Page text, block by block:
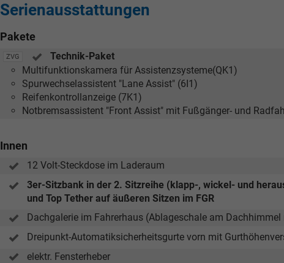
Serienausstattungen
Pakete
ZVG
Technik-Paket
Multifunktionskamera für Assistenzsysteme(QK1)
Spurwechselassistent "Lane Assist" (6I1)
Reifenkontrollanzeige (7K1)
Notbremsassistent "Front Assist" mit Fußgänger- und
Innen
12 Volt-Steckdose im Laderaum
3er-Sitzbank in der 2. Sitzreihe (klapp-, wickel- und
und Top Tether auf äußeren Sitzen im FGR
Dachgalerie im Fahrerhaus (Ablageschale am
Dreipunkt-Automatiksicherheitsgurte vorn mit
elektr. Fensterheber